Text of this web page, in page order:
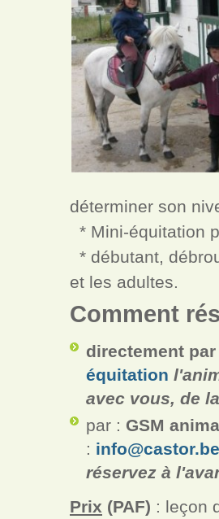
déterminer son
* Mini-équitation
* débutant,
et les adultes.
Comment
directement
équitation
avec vous, de
par : GSM
: info@castor.be
réservez à
Prix (PAF) : leçon